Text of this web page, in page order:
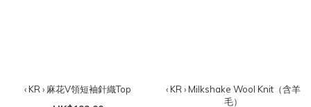
‹ KR › 麻花V領短袖針織Top
‹ KR › Milkshake Wool Knit（含羊
毛）